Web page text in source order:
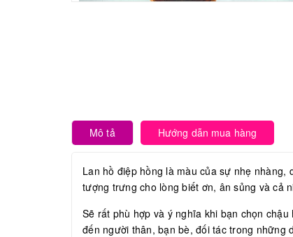
Mô tả Hướng dẫn mua hàng
Lan hồ điệp hồng là màu của sự nhẹ
tượng trưng cho lòng biết ơn, ân sủng và cả
Sẽ rất phù hợp và ý nghĩa khi bạn chọn
đến người thân, bạn bè, đối tác trong những